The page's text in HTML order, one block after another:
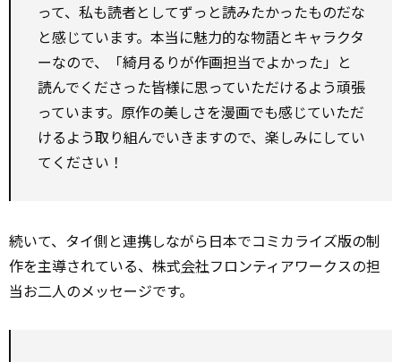
って、私も読者としてずっと読みたかったものだな
と感じています。本当に魅力的な物語とキャラクタ
ーなので、「綺月るりが作画担当でよかった」と
読んでくださった皆様に思っていただけるよう頑張
っています。原作の美しさを漫画でも感じていただ
けるよう取り組んでいきますので、楽しみにしてい
てください！
続いて、タイ側と連携しながら日本でコミカライズ版の制
作を主導されている、株式会社フロンティアワークスの担
当お二人のメッセージです。